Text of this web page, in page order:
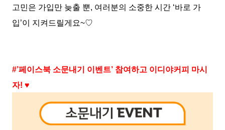
고민은 가입만 늦출 뿐, 여러분의 소중한 시간 ‘바로 가
입’이 지켜드릴게요~♡
#’페이스북 소문내기 이벤트’ 참여하고 이디야커피 마시
자! ♥